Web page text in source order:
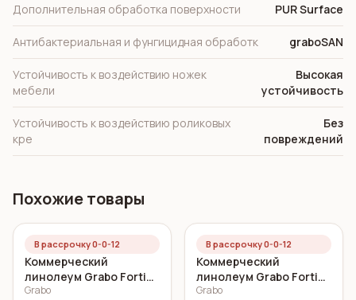
Дополнительная обработка поверхности PUR Surface
Антибактериальная и фунгицидная обработк graboSAN
Устойчивость к воздействию ножек
мебели
Высокая
устойчивость
Устойчивость к воздействию роликовых
кре
Без
повреждений
Похожие товары
В рассрочку 0-0-12
Коммерческий
линолеум Grabo Fortis
CANARI 2 мм
Grabo
В рассрочку 0-0-12
Коммерческий
линолеум Grabo Fortis
SAND 2 мм
Grabo